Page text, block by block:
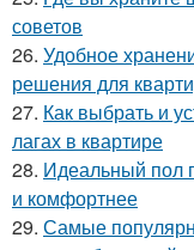
советов
26. Удобное
решения для
27. Как выбрать и
лагах в квартире
28. Идеальный пол
и комфортнее
29. Самые